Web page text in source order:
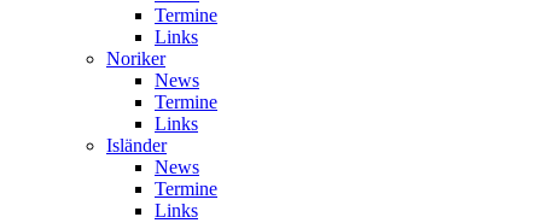
Termine
Links
Noriker
News
Termine
Links
Isländer
News
Termine
Links